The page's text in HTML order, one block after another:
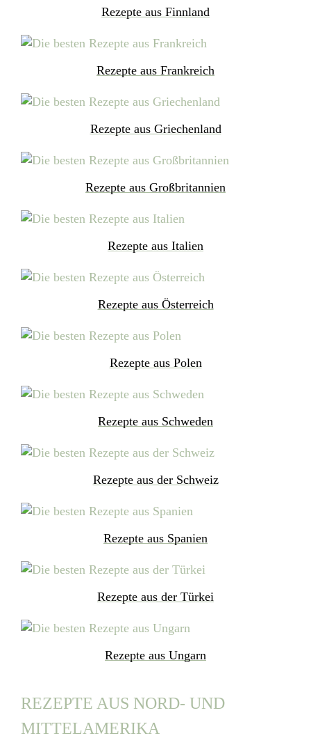
Rezepte aus Finnland
Rezepte aus Frankreich
Rezepte aus Griechenland
Rezepte aus Großbritannien
Rezepte aus Italien
Rezepte aus Österreich
Rezepte aus Polen
Rezepte aus Schweden
Rezepte aus der Schweiz
Rezepte aus Spanien
Rezepte aus der Türkei
Rezepte aus Ungarn
REZEPTE AUS NORD- UND
MITTELAMERIKA